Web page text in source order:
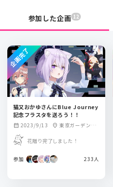
参加した企画 12
猫又おかゆさんにBlue Journey
記念フラスタを送ろう！！
calendar_month 2023/9/13 location_on 東京ガーデンシ
花贈り完了しました！
参加 233人
企画完了